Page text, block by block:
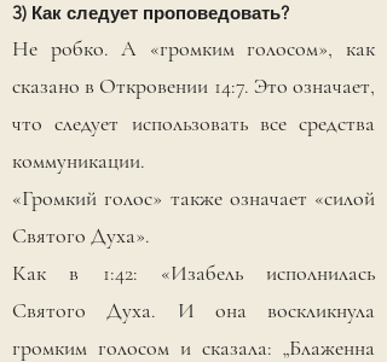
3) Как следует проповедовать?
Не робко. А «громким голосом», как
сказано в Откровении 14:7. Это означает,
что следует использовать все средства
коммуникации.
«Громкий голос» также означает «силой
Святого Духа».
Как в 1:42: «Изабель исполнилась
Святого Духа. И она воскликнула
громким голосом и сказала: „Блаженна